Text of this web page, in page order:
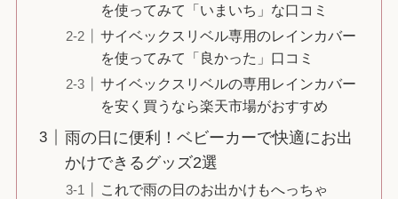
を使ってみて「いまいち」な口コミ
サイベックスリベル専用のレインカバー
を使ってみて「良かった」口コミ
サイベックスリベルの専用レインカバー
を安く買うなら楽天市場がおすすめ
雨の日に便利！ベビーカーで快適にお出
かけできるグッズ2選
これで雨の日のお出かけもへっちゃ